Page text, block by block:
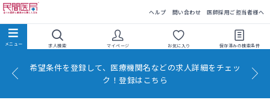
ヘルプ 問い合わせ 医師採用ご担当者様へ
求人検索 マイページ お気に入り 保存済みの検索条件
希望条件を登録して、医療機関名などの求人詳細をチェッ
ク！登録はこちら